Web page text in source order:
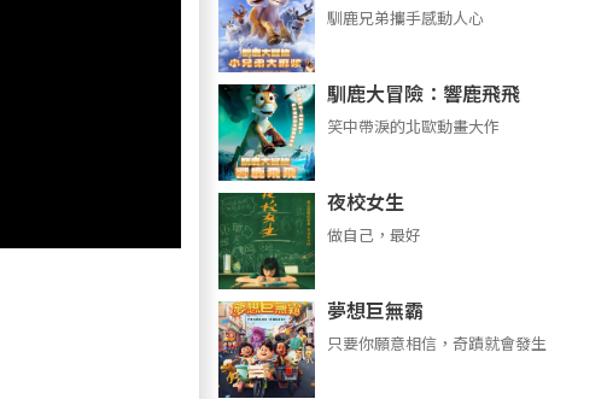
馴鹿兄弟攜手感動人心
馴鹿大冒險：響鹿飛飛
笑中帶淚的北歐動畫大作
夜校女生
做自己，最好
夢想巨無霸
只要你願意相信，奇蹟就會發生